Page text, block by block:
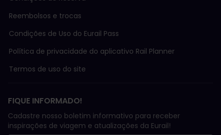
Reembolsos e trocas
Condições de Uso do Eurail Pass
Política de privacidade do aplicativo Rail Planner
Termos de uso do site
FIQUE INFORMADO!
Cadastre nosso boletim informativo para receber
inspirações de viagem e atualizações da Eurail!